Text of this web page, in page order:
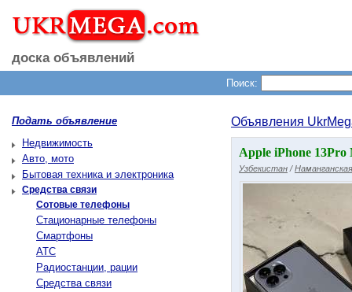
доска объявлений
Поиск:
Подать объявление
Недвижимость
Авто, мото
Бытовая техника и электроника
Средства связи
Сотовые телефоны
Стационарные телефоны
Смартфоны
АТС
Радиостанции, рации
Средства связи
Объявления
Apple iPhone
Узбекистан /